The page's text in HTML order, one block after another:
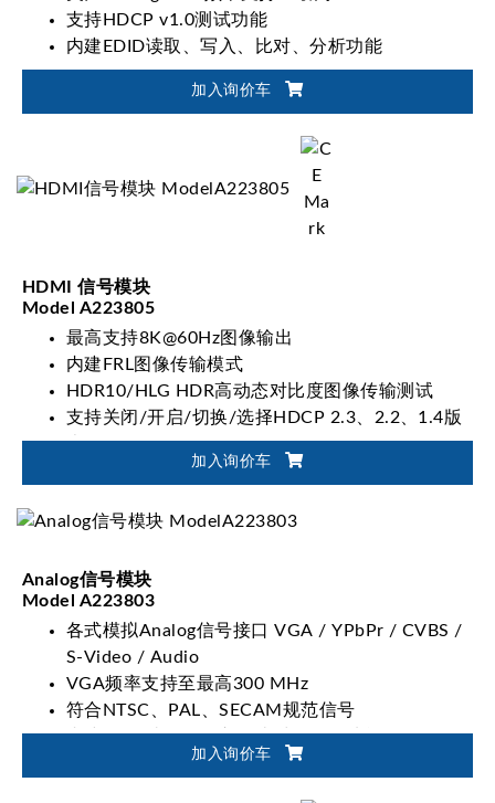
支持HDCP v1.0测试功能
内建EDID读取、写入、比对、分析功能
加入询价车
HDMI 信号模块
Model A223805
最高支持8K@60Hz图像输出
内建FRL图像传输模式
HDR10/HLG HDR高动态对比度图像传输测试
支持关闭/开启/切换/选择HDCP 2.3、2.2、1.4版
本
加入询价车
Analog信号模块
Model A223803
各式模拟Analog信号接口 VGA / YPbPr / CVBS /
S-Video / Audio
VGA频率支持至最高300 MHz
符合NTSC、PAL、SECAM规范信号
内建EDID读取、写入、比对、分析功能
加入询价车